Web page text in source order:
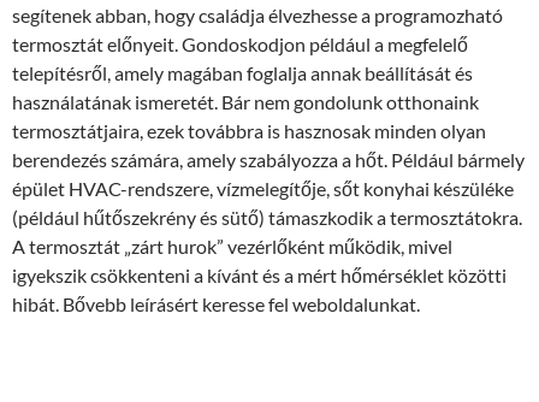
segítenek abban, hogy családja élvezhesse a programozható
termosztát előnyeit. Gondoskodjon például a megfelelő
telepítésről, amely magában foglalja annak beállítását és
használatának ismeretét. Bár nem gondolunk otthonaink
termosztátjaira, ezek továbbra is hasznosak minden olyan
berendezés számára, amely szabályozza a hőt. Például bármely
épület HVAC-rendszere, vízmelegítője, sőt konyhai készüléke
(például hűtőszekrény és sütő) támaszkodik a termosztátokra.
A termosztát „zárt hurok” vezérlőként működik, mivel
igyekszik csökkenteni a kívánt és a mért hőmérséklet közötti
hibát. Bővebb leírásért keresse fel weboldalunkat.